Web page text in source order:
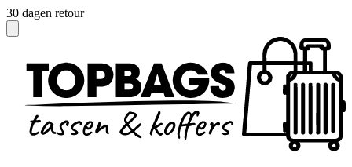
Officieel dealer